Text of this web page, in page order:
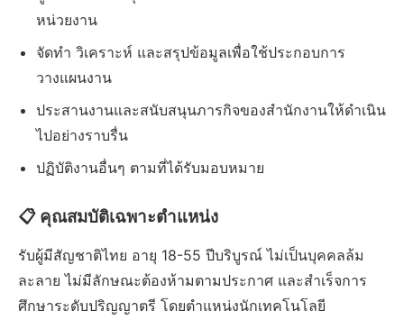
หน่วยงาน
จัดทำ วิเคราะห์ และสรุปข้อมูลเพื่อใช้ประกอบการ
วางแผนงาน
ประสานงานและสนับสนุนภารกิจของสำนักงานให้ดำเนิน
ไปอย่างราบรื่น
ปฏิบัติงานอื่นๆ ตามที่ได้รับมอบหมาย
📋 คุณสมบัติเฉพาะตำแหน่ง
รับผู้มีสัญชาติไทย อายุ 18-55 ปีบริบูรณ์ ไม่เป็นบุคคลล้ม
ละลาย ไม่มีลักษณะต้องห้ามตามประกาศ และสำเร็จการ
ศึกษาระดับปริญญาตรี โดยตำแหน่งนักเทคโนโลยี